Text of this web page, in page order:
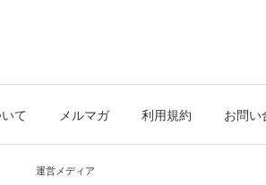
て メルマガ 利用規約 お問い
運営メディア